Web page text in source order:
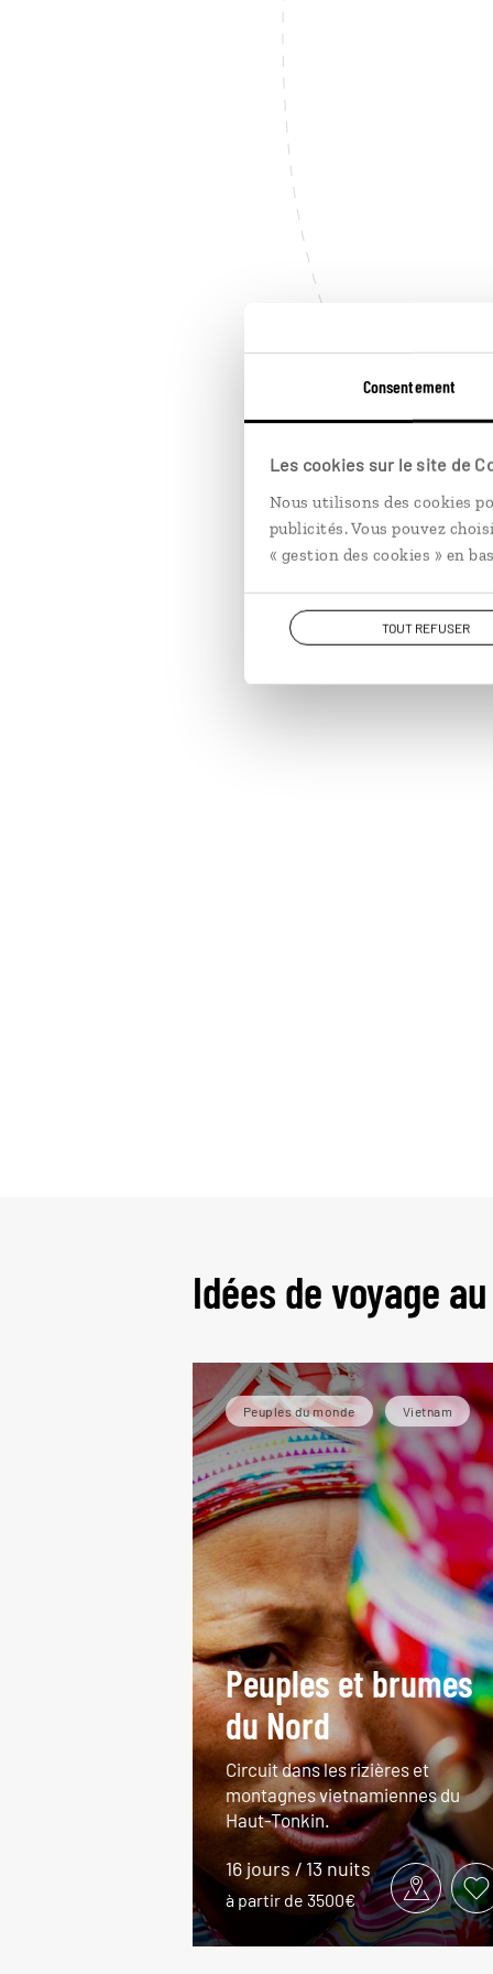
Consentement
Les cookies sur le site de
Nous utilisons des cookies
publicités. Vous pouvez
« gestion des cookies » en
TOUT REFUSER
Idées de voyage
Peuples du monde Vietnam
Peuples et brumes
du Nord
Circuit dans les rizières et
montagnes vietnamiennes du
Haut-Tonkin.
16 jours / 13 nuits
à partir de 3500€